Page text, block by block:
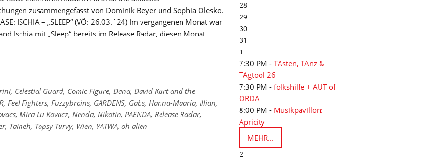
zusammengefasst von Dominik Beyer und Sophia Olesko.
ISCHIA – „SLEEP“ (VÖ: 26.03.´24) Im vergangenen Monat war
Ischia mit „Sleep“ bereits im Release Radar, diesen Monat …
, Celestial Guard, Comic Figure, Dana, David Kurt and the
, Feel Fighters, Fuzzybrains, GARDENS, Gäbs, Hanna-Maaria, Illian,
, Mira Lu Kovacz, Nenda, Nikotin, PAENDA, Release Radar,
, Taineh, Topsy Turvy, Wien, YATWA, oh alien
28
29
30
31
1
7:30 PM - TAsten, TAnz &
TAgtool 26
7:30 PM - folkshilfe + AUT of
ORDA
8:00 PM - Musikpavillon:
Apricity
MEHR...
2